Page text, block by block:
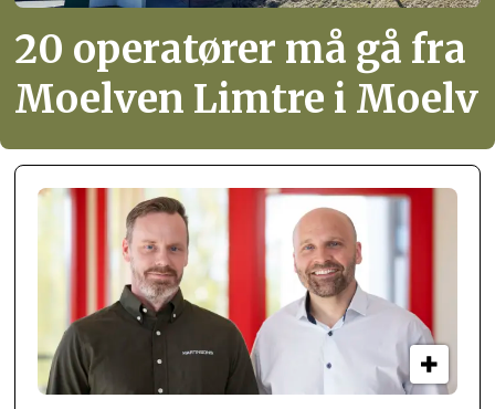
20 operatører må gå fra
Moelven Limtre i Moelv